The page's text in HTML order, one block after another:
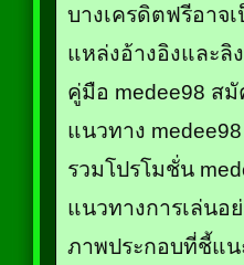
บางเครดิตฟรีอาจ
แหล่งอ้างอิงและลิ
คู่มือ medee98 ส
แนวทาง
รวมโปรโมชั่น
แนวทางการเล่นอ
ภาพประกอบที่ชี้แน